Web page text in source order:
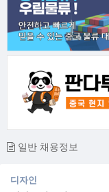
일반 채용정보
디자인